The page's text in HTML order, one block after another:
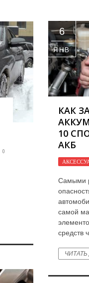
6
ЯНВ
КАК
10
АКБ
Самыми
самой
средств
0